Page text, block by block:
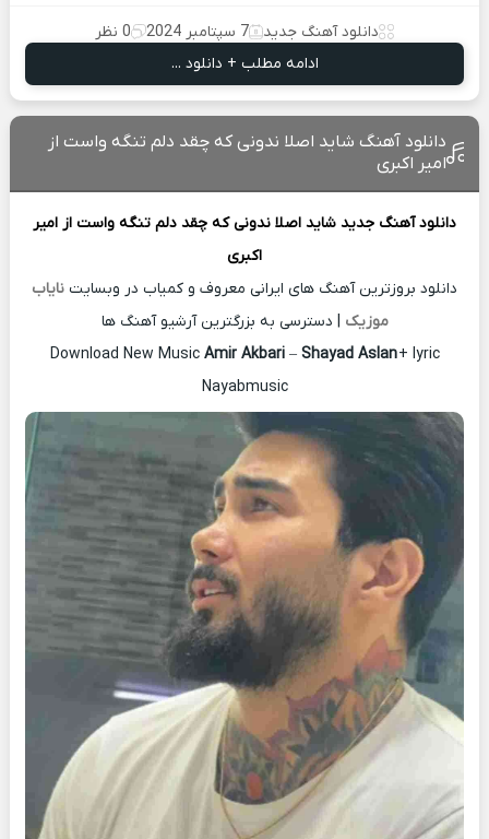
دانلود آهنگ جدید 7 سپتامبر 2024
0 نظر
ادامه مطلب + دانلود ...
دانلود آهنگ شاید اصلا ندونی که چقد دلم تنگه واست از
امیر اکبری
دانلود آهنگ جدید شاید اصلا ندونی که چقد دلم تنگه واست از امیر
اکبری
دانلود بروزترین آهنگ های ایرانی معروف و کمیاب در وبسایت نایاب
موزیک | دسترسی به بزرگترین آرشیو آهنگ ها
Download New Music Amir Akbari– Shayad Aslan+ lyric
Nayabmusic